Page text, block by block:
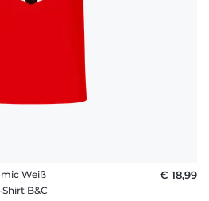
Weiß
B&C
€ 18,99